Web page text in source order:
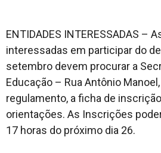
ENTIDADES INTERESSADAS –
interessadas em participar do
setembro devem procurar a
Educação – Rua Antônio
regulamento, a ficha de
orientações. As Inscrições
17 horas do próximo dia 26.